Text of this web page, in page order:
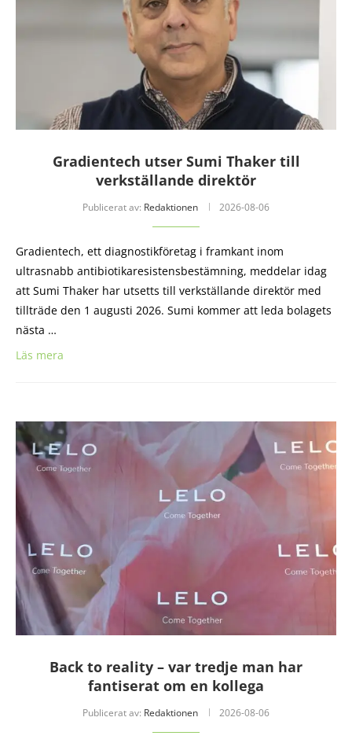
Gradientech utser Sumi Thaker till
verkställande direktör
Publicerat av: Redaktionen 2026-08-06
Gradientech, ett diagnostikföretag i framkant inom
ultrasnabb antibiotika­resistensbestämning, meddelar idag
att Sumi Thaker har utsetts till verkställande direktör med
tillträde den 1 augusti 2026. Sumi kommer att leda bolagets
nästa …
Läs mera
Back to reality – var tredje man har
fantiserat om en kollega
Publicerat av: Redaktionen 2026-08-06